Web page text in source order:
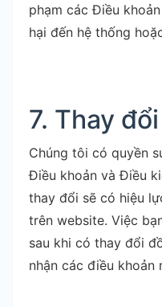
phạm các Điều
hại đến hệ thống
7. Thay
Chúng tôi có quyền
Điều khoản và Điều
thay đổi sẽ có hiệu
trên website. Việc
sau khi có thay đổi
nhận các điều khoản